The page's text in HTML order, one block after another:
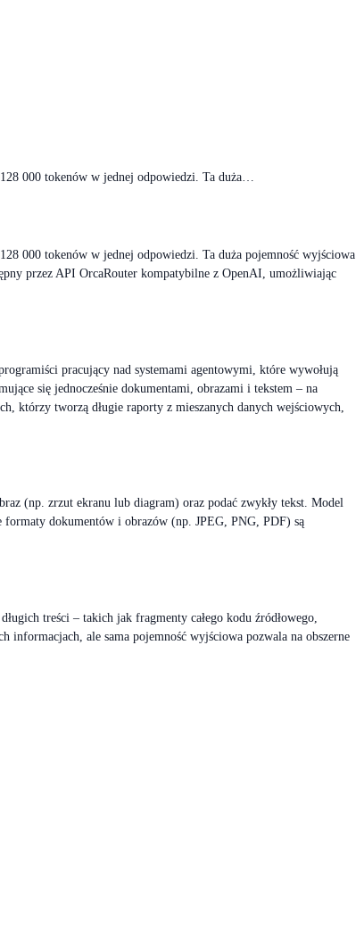
000 tokenów w jednej odpowiedzi. Ta duża…
000 tokenów w jednej odpowiedzi. Ta duża pojemność wyjściowa
przez API OrcaRouter kompatybilne z OpenAI, umożliwiając
pracujący nad systemami agentowymi, które wywołują
się jednocześnie dokumentami, obrazami i tekstem – na
którzy tworzą długie raporty z mieszanych danych wejściowych,
(np. zrzut ekranu lub diagram) oraz podać zwykły tekst. Model
formaty dokumentów i obrazów (np. JPEG, PNG, PDF) są
treści – takich jak fragmenty całego kodu źródłowego,
informacjach, ale sama pojemność wyjściowa pozwala na obszerne